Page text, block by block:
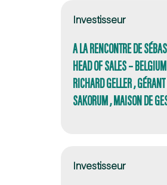
Investisseur
A LA RENCONTRE DE
HEAD OF SALES –
RICHARD GELLER ,
SAKORUM , MAISON DE
Investisseur